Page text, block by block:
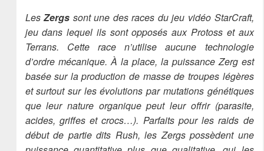
LesZergs sont une des races du jeu vidéo StarCraft,
jeu dans lequel ils sont opposés aux Protoss et aux
Terrans. Cette race n’utilise aucune technologie
d’ordre mécanique. À la place, la puissance Zerg est
basée sur la production de masse de troupes légères
et surtout sur les évolutions par mutations génétiques
que leur nature organique peut leur offrir (parasite,
acides, griffes et crocs…). Parfaits pour les raids de
début de partie dits Rush, les Zergs possèdent une